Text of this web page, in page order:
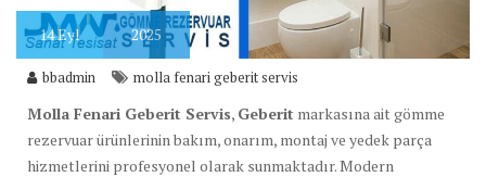
14Eyl 2025
bbadmin molla fenari geberit servis
Molla Fenari Geberit Servis, Geberit markasına ait gömme
rezervuar ürünlerinin bakım, onarım, montaj ve yedek parça
hizmetlerini profesyonel olarak sunmaktadır. Modern